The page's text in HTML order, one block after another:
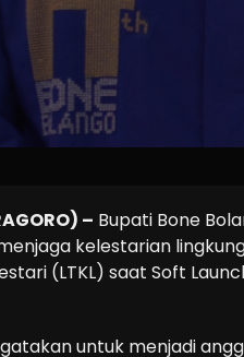
– Bupati Bone
kelestarian
(LTKL) saat Soft
untuk menjadi